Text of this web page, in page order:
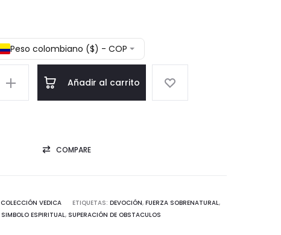
Peso colombiano ($) - COP
Añadir al carrito
COMPARE
COLECCIÓN VEDICA ETIQUETAS: DEVOCIÓN, FUERZA SOBRENATURAL,
SIMBOLO ESPIRITUAL, SUPERACIÓN DE OBSTACULOS